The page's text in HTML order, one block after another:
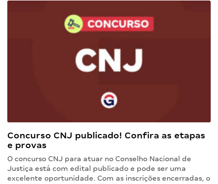
Concurso CNJ publicado! Confira as etapas
e provas
O concurso CNJ para atuar no Conselho Nacional de
Justiça está com edital publicado e pode ser uma
excelente oportunidade. Com as inscrições encerradas, o